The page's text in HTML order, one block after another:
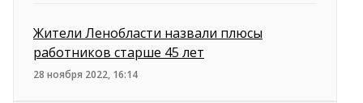
Жители Ленобласти назвали плюсы
работников старше 45 лет
28 ноября 2022, 16:14